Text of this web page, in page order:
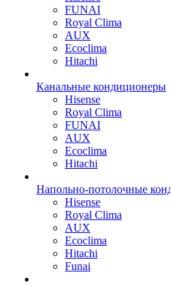
FUNAI
Royal Clima
AUX
Ecoclima
Hitachi
Канальные кондиционеры
Hisense
Royal Clima
FUNAI
AUX
Ecoclima
Hitachi
Напольно-потолочные
Hisense
Royal Clima
AUX
Ecoclima
Hitachi
Funai